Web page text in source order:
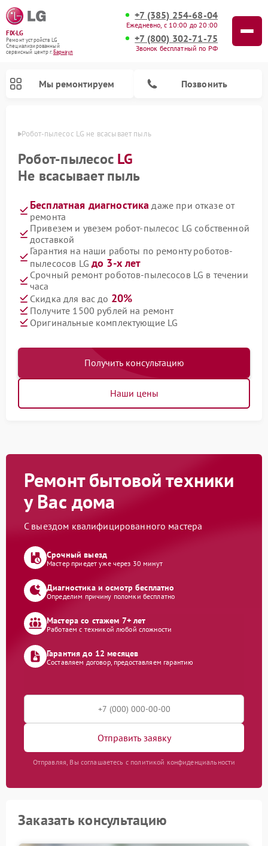
FIX-LG
Ремонт устройств LG
Специализированный
cервисный центр г.Барнаул
+7 (385) 254-68-04
Ежедневно, с 10:00 до 20:00
+7 (800) 302-71-75
Звонок бесплатный по РФ
Мы ремонтируем Позвонить
Робот-пылесос LG не всасывает пыль
Робот-пылесос LG
Не всасывает пыль
Бесплатная диагностика даже при отказе от
ремонта
Привезем и увезем робот-пылесос LG собственной
доставкой
Гарантия на наши работы по ремонту роботов-
пылесосов LG до 3-х лет
Срочный ремонт роботов-пылесосов LG в течении
часа
Скидка для вас до 20%
Получите 1500 рублей на ремонт
Оригинальные комплектующие LG
Получить консультацию
Наши цены
Ремонт бытовой техники
у Вас дома
С выездом квалифицированного мастера
Срочный выезд
Мастер приедет уже через 30 минут
Диагностика и осмотр бесплатно
Определим причину поломки бесплатно
Мастера со стажем 7+ лет
Работаем с техникой любой сложности
Гарантия до 12 месяцев
Составляем договор, предоставляем гарантию
Отправить заявку
Отправляя, Вы соглашаетесь с политикой конфиденциальности
Заказать консультацию